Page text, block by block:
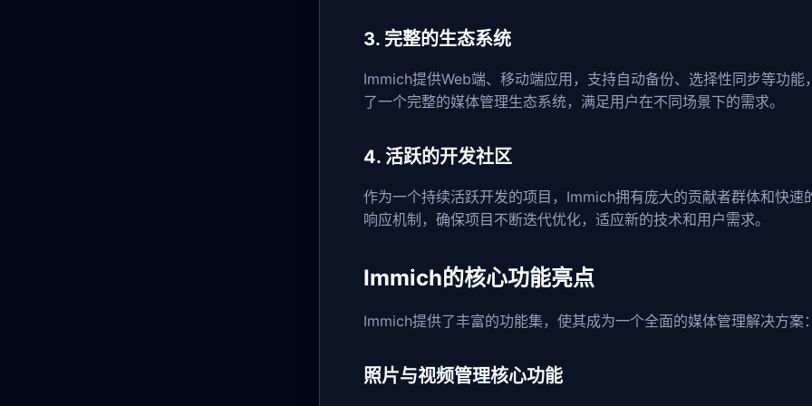
3. 完整的生态系统
Immich提供Web端、移动端应用，支持自动备份、选择性同步等功能
了一个完整的媒体管理生态系统，满足用户在不同场景下的需求。
4. 活跃的开发社区
作为一个持续活跃开发的项目，Immich拥有庞大的贡献者群体和快速
响应机制，确保项目不断迭代优化，适应新的技术和用户需求。
Immich的核心功能亮点
Immich提供了丰富的功能集，使其成为一个全面的媒体管理解决方案：
照片与视频管理核心功能